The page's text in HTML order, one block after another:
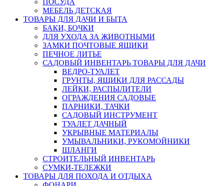
ПОСУДА
МЕБЕЛЬ ДЕТСКАЯ
ТОВАРЫ ДЛЯ ДАЧИ И БЫТА
БАКИ, БОЧКИ
ДЛЯ УХОДА ЗА ЖИВОТНЫМИ
ЗАМКИ ПОЧТОВЫЕ ЯЩИКИ
ПЕЧНОЕ ЛИТЬЕ
САДОВЫЙ ИНВЕНТАРЬ ТОВАРЫ ДЛЯ ДАЧИ
ВЕДРО-ТУАЛЕТ
ГРУНТЫ, ЯЩИКИ ДЛЯ РАССАДЫ
ЛЕЙКИ, РАСПЫЛИТЕЛИ
ОГРАЖДЕНИЯ САДОВЫЕ
ПАРНИКИ, ТАЧКИ
САДОВЫЙ ИНСТРУМЕНТ
ТУАЛЕТ ДАЧНЫЙ
УКРЫВНЫЕ МАТЕРИАЛЫ
УМЫВАЛЬНИКИ, РУКОМОЙНИКИ
ШЛАНГИ
СТРОИТЕЛЬНЫЙ ИНВЕНТАРЬ
СУМКИ-ТЕЛЕЖКИ
ТОВАРЫ ДЛЯ ПОХОДА И ОТДЫХА